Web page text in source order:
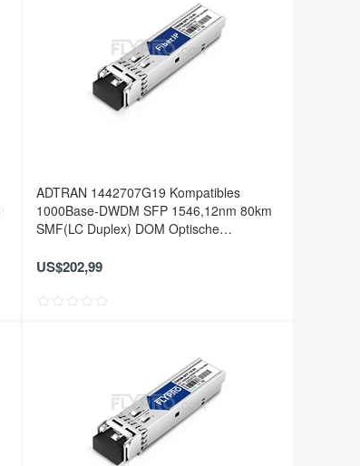
ADTRAN 1442707G19 Kompatibles
1000Base-DWDM SFP 1546,12nm 80km
SMF(LC Duplex) DOM Optische
US$202,99